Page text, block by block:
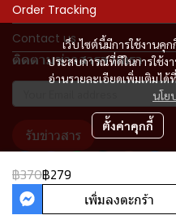
฿370฿279
เพิ่มลงตะกร้า
เว็บไซต์นี้มีการใช้งานคุ
ประสบการณ์ที่ดีในการใช้ง
อ่านรายละเอียดเพิ่มเติมได้
นโย
ตั้งค่าคุกกี้
Order Tracking
Contact us
ติดตามข่าวสารจากเรา
รับข่าวสาร
Copyright 2023 | All